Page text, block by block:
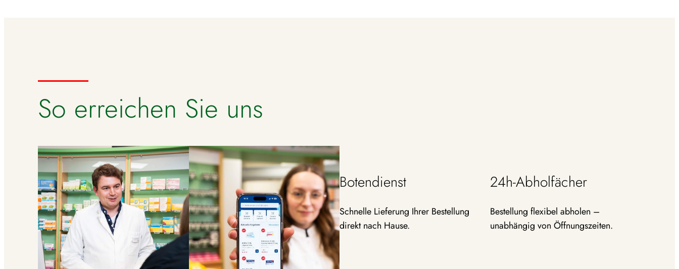
So erreichen Sie uns
Botendienst
Schnelle Lieferung Ihrer Bestel­lung
direkt nach Hause.
24h-Abholfächer
Bestel­lung flexibel abholen –
unabhängig von Öffnungszeiten.